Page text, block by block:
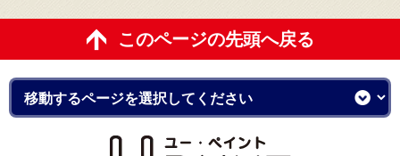
このページの先頭へ戻る